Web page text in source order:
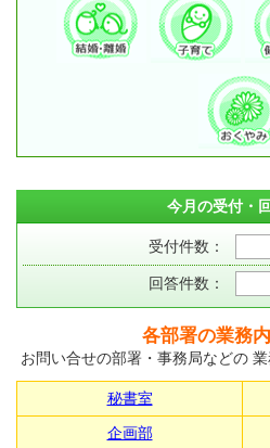
今月の受付・
受付件数：
回答件数：
各部署の業務
お問い合せの部署・事務局などの
秘書室
企画部